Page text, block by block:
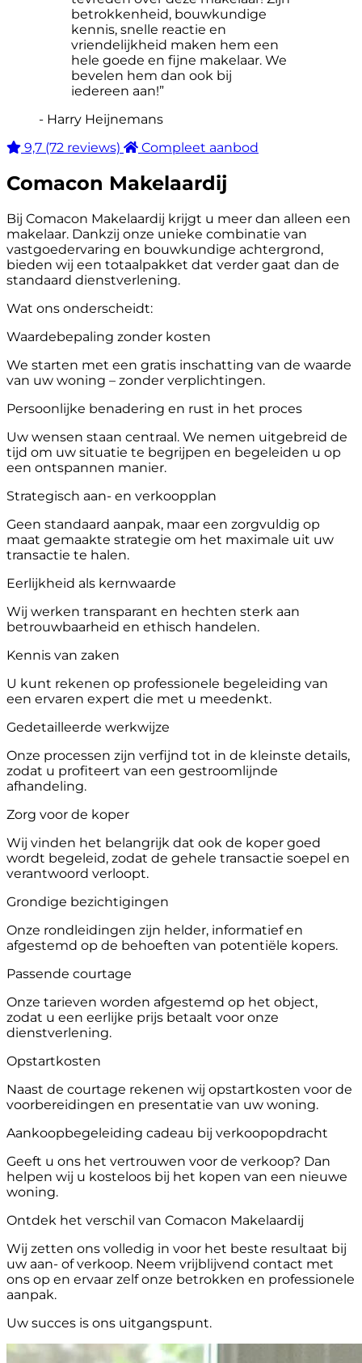
betrokkenheid, bouwkundige
kennis, snelle reactie en
vriendelijkheid maken hem een
hele goede en fijne makelaar. We
bevelen hem dan ook bij
iedereen aan!”
- Harry Heijnemans
9,7 (72 reviews) Compleet aanbod
Comacon Makelaardij
Bij Comacon Makelaardij krijgt u meer dan alleen een
makelaar. Dankzij onze unieke combinatie van
vastgoedervaring en bouwkundige achtergrond,
bieden wij een totaalpakket dat verder gaat dan de
standaard dienstverlening.
Wat ons onderscheidt:
Waardebepaling zonder kosten
We starten met een gratis inschatting van de waarde
van uw woning – zonder verplichtingen.
Persoonlijke benadering en rust in het proces
Uw wensen staan centraal. We nemen uitgebreid de
tijd om uw situatie te begrijpen en begeleiden u op
een ontspannen manier.
Strategisch aan- en verkoopplan
Geen standaard aanpak, maar een zorgvuldig op
maat gemaakte strategie om het maximale uit uw
transactie te halen.
Eerlijkheid als kernwaarde
Wij werken transparant en hechten sterk aan
betrouwbaarheid en ethisch handelen.
Kennis van zaken
U kunt rekenen op professionele begeleiding van
een ervaren expert die met u meedenkt.
Gedetailleerde werkwijze
Onze processen zijn verfijnd tot in de kleinste details,
zodat u profiteert van een gestroomlijnde
afhandeling.
Zorg voor de koper
Wij vinden het belangrijk dat ook de koper goed
wordt begeleid, zodat de gehele transactie soepel en
verantwoord verloopt.
Grondige bezichtigingen
Onze rondleidingen zijn helder, informatief en
afgestemd op de behoeften van potentiële kopers.
Passende courtage
Onze tarieven worden afgestemd op het object,
zodat u een eerlijke prijs betaalt voor onze
dienstverlening.
Opstartkosten
Naast de courtage rekenen wij opstartkosten voor de
voorbereidingen en presentatie van uw woning.
Aankoopbegeleiding cadeau bij verkoopopdracht
Geeft u ons het vertrouwen voor de verkoop? Dan
helpen wij u kosteloos bij het kopen van een nieuwe
woning.
Ontdek het verschil van Comacon Makelaardij
Wij zetten ons volledig in voor het beste resultaat bij
uw aan- of verkoop. Neem vrijblijvend contact met
ons op en ervaar zelf onze betrokken en professionele
aanpak.
Uw succes is ons uitgangspunt.